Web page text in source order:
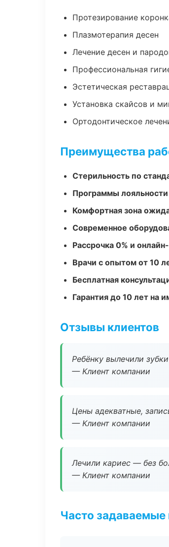
Протезирование
Плазмотерапия десен
Лечение десен и
Профессиональная
Эстетическая
Установка скайсов и
Ортодонтическое
Преимущества
Стерильность по
Программы
Комфортная зона
Современное
Рассрочка 0% и
Врачи с опытом от 10
Бесплатная
Гарантия до 10 лет на
Отзывы клиентов
Ребёнку вылечили
— Клиент компании
Цены адекватные,
— Клиент компании
Лечили кариес — без
— Клиент компании
Часто